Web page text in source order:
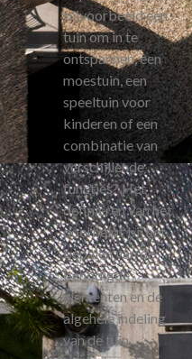
bijvoorbeeld een
tuin om in te
ontspannen, een
moestuin, een
speeltuin voor
kinderen of een
combinatie van
verschillende
functies? Het
definiëren van het
doel helpt bij het
bepalen van de
benodigde
elementen en de
algehele indeling
van de tuin.